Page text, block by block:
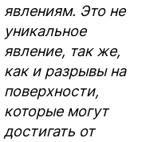
явлениям. Это не
уникальное
явление, так же,
как и разрывы на
поверхности,
которые могут
достигать от